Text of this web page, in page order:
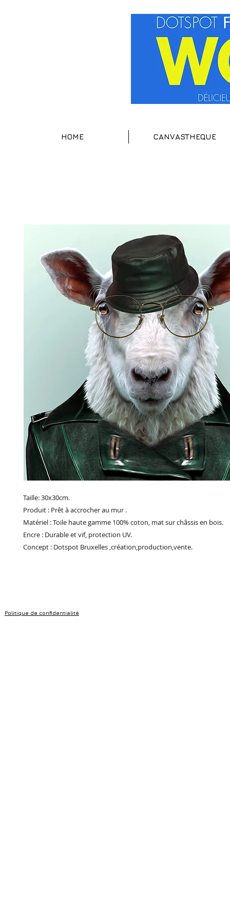
HOME CANVASTHEQUE
Taille: 30x30cm.
Produit : Prêt à accrocher au mur .
Matériel : Toile haute gamme 100% coton, mat sur châssis en bois.
Encre : Durable et vif, protection UV.
Concept : Dotspot Bruxelles ,création,production,vente.
Politique de confidentialité